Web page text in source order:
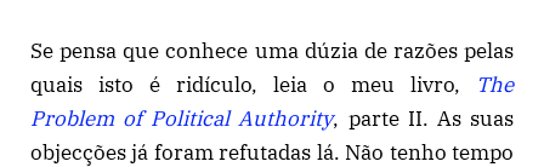
Se pensa que conhece uma dúzia de razões pelas
quais isto é ridículo, leia o meu livro,
The
Problem of Political Authority, parte II. As suas
objecções já foram refutadas lá. Não tenho tempo